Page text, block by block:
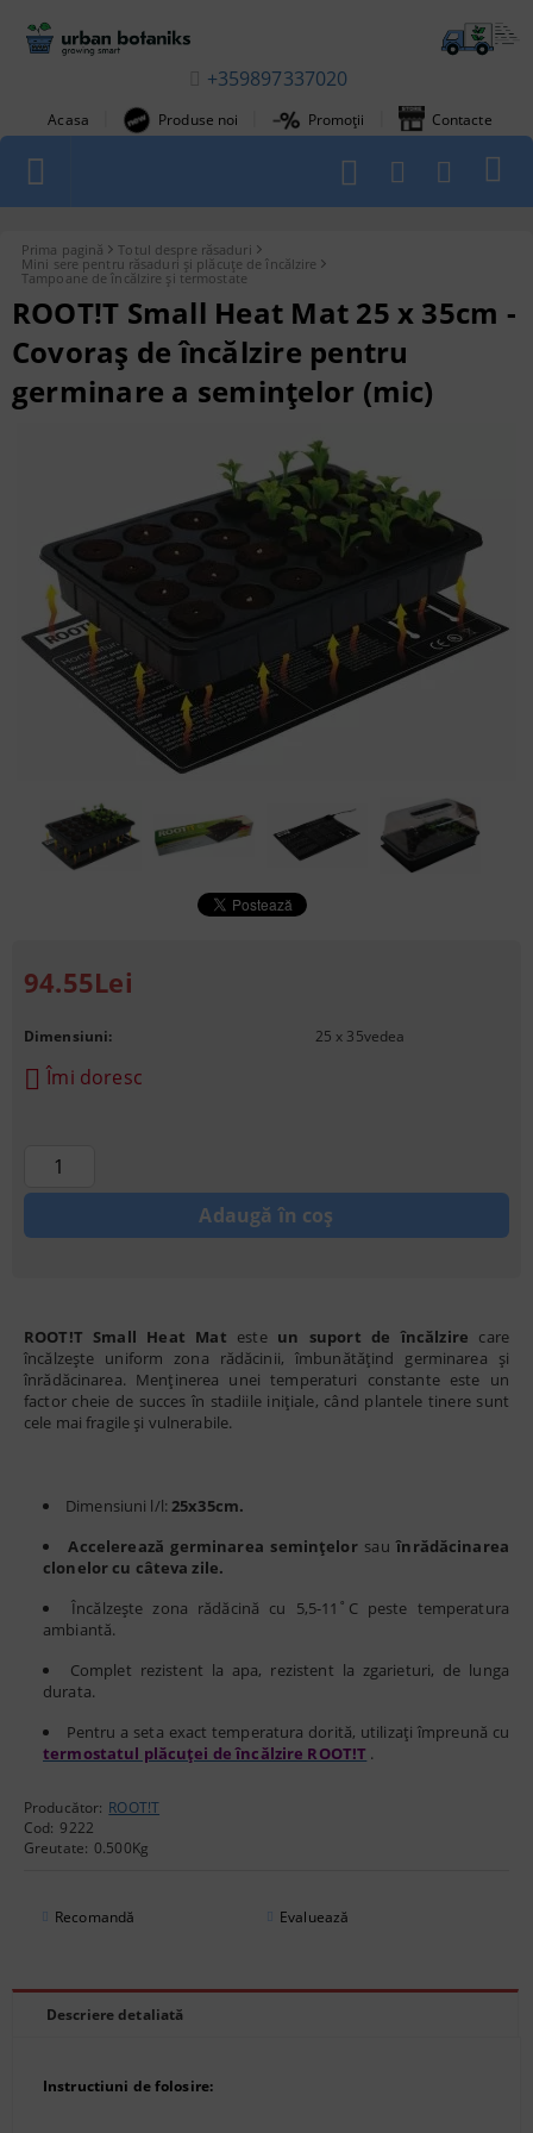
+359897337020
Acasa Produse noi Promoții Contacte
1
Prima pagină
Totul despre răsaduri
Mini sere pentru răsaduri și plăcuțe de încălzire
Tampoane de încălzire și termostate
ROOT!T Small Heat Mat 25 x 35cm -
Covoraș de încălzire pentru
germinare a semințelor (mic)
ROOT!T Small Heat Mat este un suport de încălzire care
încălzește uniform zona rădăcinii, îmbunătățind germinarea și
înrădăcinarea. Menținerea unei temperaturi constante este un
factor cheie de succes în stadiile inițiale, când plantele tinere sunt
cele mai fragile și vulnerabile.
Dimensiuni l/l:25x35cm.
Accelerează germinarea semințelorsauînrădăcinarea
clonelor cu câteva zile.
Încălzește zona rădăcină cu 5,5-11˚C peste temperatura
ambiantă.
Complet rezistent la apa, rezistent la zgarieturi, de lunga
durata.
Pentru a seta exact temperatura dorită, utilizați împreună cu
termostatul plăcuței de încălzire ROOT!T .
Producător: ROOT!T
Cod: 9222
Greutate: 0.500Kg
Recomandă Evaluează
94.55Lei
Dimensiuni: 25 x 35vedea
Îmi doresc
Descriere detaliată
Instructiuni de folosire: